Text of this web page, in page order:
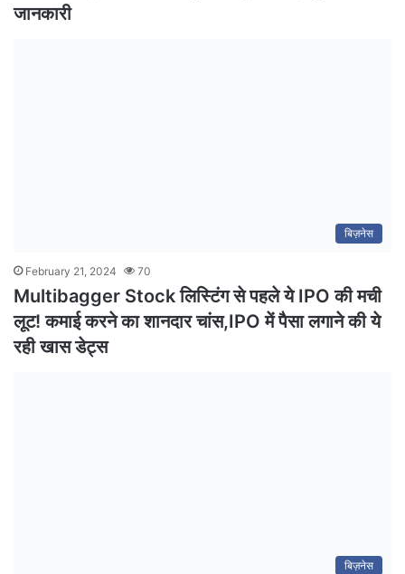
जानकारी
बिज़नेस
February 21, 2024 70
Multibagger Stock लिस्टिंग से पहले ये IPO की मची
लूट! कमाई करने का शानदार चांस,IPO में पैसा लगाने की ये
रही खास डेट्स
बिज़नेस